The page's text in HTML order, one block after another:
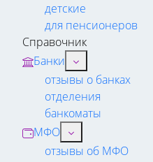
детские
для пенсионеров
Справочник
Банки
отзывы о банках
отделения
банкоматы
МФО
отзывы об МФО